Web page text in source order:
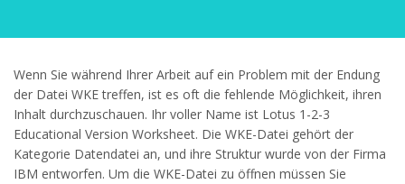
Wenn Sie während Ihrer Arbeit auf ein Problem mit der Endung
der Datei WKE treffen, ist es oft die fehlende Möglichkeit, ihren
Inhalt durchzuschauen. Ihr voller Name ist Lotus 1-2-3
Educational Version Worksheet. Die WKE-Datei gehört der
Kategorie Datendatei an, und ihre Struktur wurde von der Firma
IBM entworfen. Um die WKE-Datei zu öffnen müssen Sie